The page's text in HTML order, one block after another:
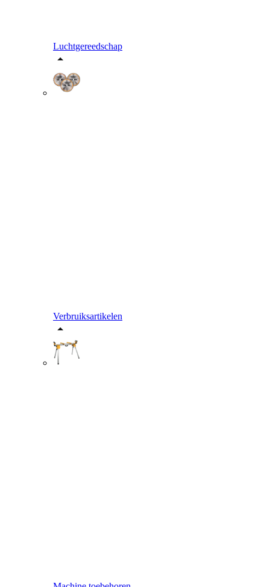
Luchtgereedschap
Verbruiksartikelen